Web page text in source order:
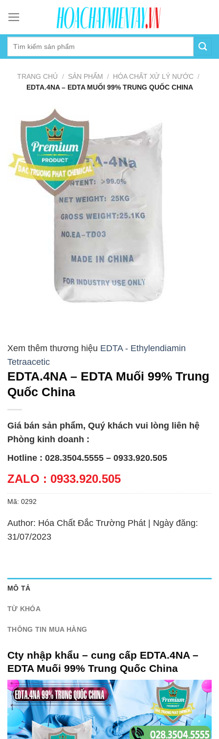
content
TRANG CHỦ / SẢN PHẨM / HÓA CHẤT XỬ LÝ NƯỚC /
EDTA.4NA – EDTA MUỐI 99% TRUNG QUỐC CHINA
EDTA - Ethylendiamin
Tetraacetic
EDTA.4NA – EDTA Muối 99% Trung
Quốc China
Giá bán sản phẩm, Quý khách vui lòng liên hệ
Phòng kinh doanh :
Hotline : 028.3504.5555 – 0933.920.505
ZALO : 0933.920.505
Mã: 0292
Author: Hóa Chất Đắc Trường Phát | Ngày đăng:
31/07/2023
MÔ TẢ
TỪ KHÓA
THÔNG TIN MUA HÀNG
Cty nhập khẩu – cung cấp EDTA.4NA –
EDTA Muối 99% Trung Quốc China